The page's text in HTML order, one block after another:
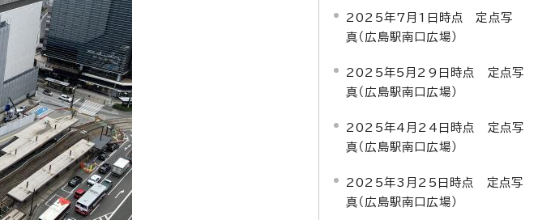
2025年7月1日時点 定点写
真（広島駅南口広場）
2025年5月29日時点 定点写
真（広島駅南口広場）
2025年4月24日時点 定点写
真（広島駅南口広場）
2025年3月25日時点 定点写
真（広島駅南口広場）